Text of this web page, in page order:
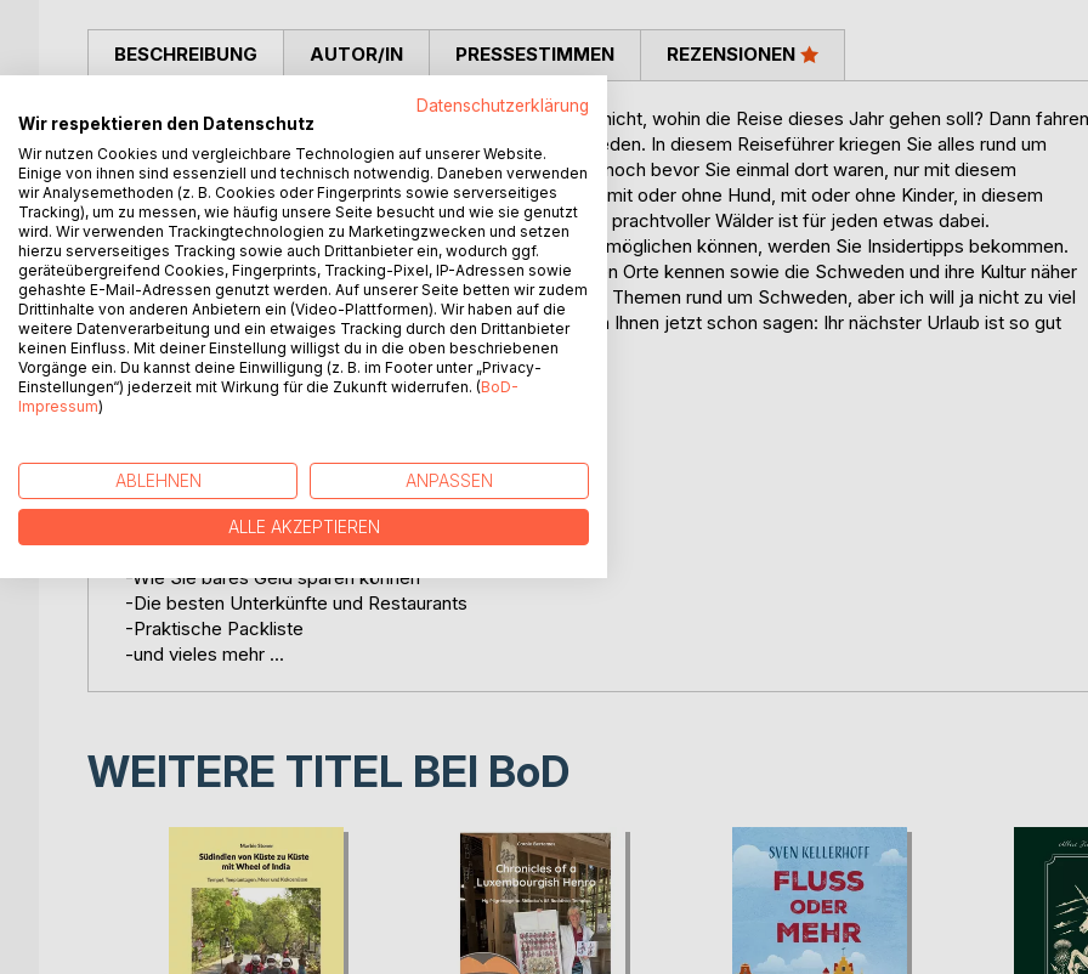
BESCHREIBUNG
Bald sind Ferien. Der Urlaub beginnt und Sie wissen noch nicht, wohin die Reise dieses Jahr gehen soll? Dann fahren
Sie doch nach Skandinavien! Genauer gesagt nach Schweden. In diesem Reiseführer kriegen Sie alles rund um
Schweden erzählt und ich verspreche Ihnen, Sie werden, noch bevor Sie einmal dort waren, nur mit diesem
Reiseführer das Land lieben und schätzen lernen. Egal ob mit oder ohne Hund, mit oder ohne Kinder, in diesem
wunder-schönen Land voller Flüsse, glänzender Seen und prachtvoller Wälder ist für jeden etwas dabei.
Damit Sie sich den schönsten Urlaub aller Urlaube auch ermöglichen können, werden Sie Insidertipps bekommen.
Außerdem werden Sie am Ende des Buches die schönsten Orte kennen sowie die Schweden und ihre Kultur näher
kennengelernt haben. Natürlich erwarten Sie noch weitere Themen rund um Schweden, aber ich will ja nicht zu viel
verraten. Also schauen Sie doch einfach mal rein. Ich kann Ihnen jetzt schon sagen: Ihr nächster Urlaub ist so gut
wie gebucht.
Das erwartet Sie:
-Alles Wichtige vor dem Reiseantritt
-Schweden, ein wunderschönes Land
-Die besten Insider-Tipps und Besonderheiten
-Wie Sie bares Geld sparen können
-Die besten Unterkünfte und Restaurants
-Praktische Packliste
-und vieles mehr ...
AUTOR/IN PRESSESTIMMEN REZENSIONEN
WEITERE TITEL BEI BoD
Datenschutzerklärung
Wir respektieren den Datenschutz
Wir nutzen Cookies und vergleichbare Technologien auf unserer Website.
Einige von ihnen sind essenziell und technisch notwendig. Daneben verwenden
wir Analysemethoden (z. B. Cookies oder Fingerprints sowie serverseitiges
Tracking), um zu messen, wie häufig unsere Seite besucht und wie sie genutzt
wird. Wir verwenden Trackingtechnologien zu Marketingzwecken und setzen
hierzu serverseitiges Tracking sowie auch Drittanbieter ein, wodurch ggf.
geräteübergreifend Cookies, Fingerprints, Tracking-Pixel, IP-Adressen sowie
gehashte E-Mail-Adressen genutzt werden. Auf unserer Seite betten wir zudem
Drittinhalte von anderen Anbietern ein (Video-Plattformen). Wir haben auf die
weitere Datenverarbeitung und ein etwaiges Tracking durch den Drittanbieter
keinen Einfluss. Mit deiner Einstellung willigst du in die oben beschriebenen
Vorgänge ein. Du kannst deine Einwilligung (z. B. im Footer unter „Privacy-
Einstellungen“) jederzeit mit Wirkung für die Zukunft widerrufen. (BoD-
Impressum)
ABLEHNEN ANPASSEN
ALLE AKZEPTIEREN